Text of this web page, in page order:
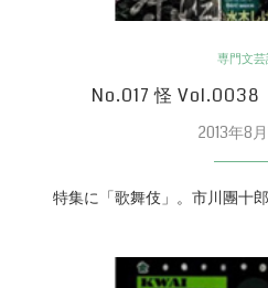
専門文芸
No.017 怪 Vol.0038
2013年8
特集に「歌舞伎」。市川團十